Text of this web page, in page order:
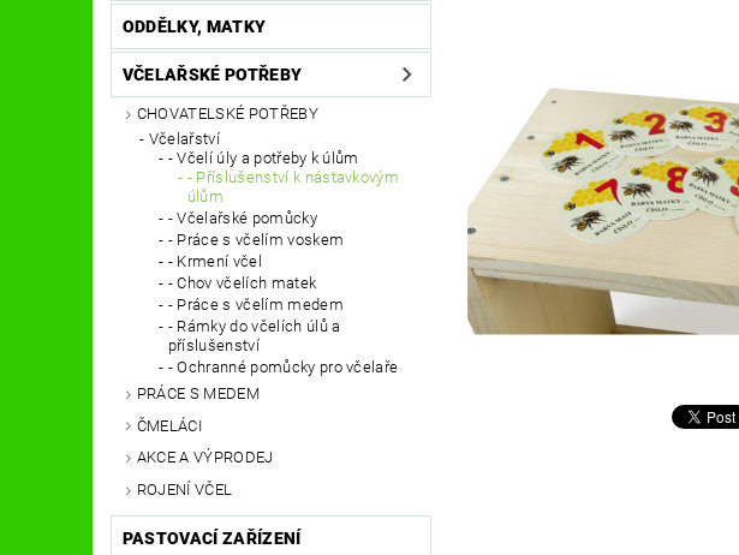
OSTATNÍ POMŮCKY NOVINKY
ODDĚLKY, MATKY
VČELAŘSKÉ POTŘEBY
CHOVATELSKÉ POTŘEBY
Včelařství
- Včelí úly a potřeby k úlům
- Příslušenství k nástavkovým
úlům
- Včelařské pomůcky
- Práce s včelím voskem
- Krmení včel
- Chov včelích matek
- Práce s včelím medem
- Rámky do včelích úlů a
příslušenství
- Ochranné pomůcky pro včelaře
PRÁCE S MEDEM
ČMELÁCI
AKCE A VÝPRODEJ
ROJENÍ VČEL
PASTOVACÍ ZAŘÍZENÍ